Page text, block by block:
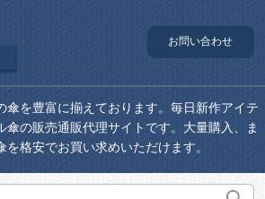
お問い合わせ
傘を豊富に揃えております。毎日新作アイテ
傘の販売通販代理サイトです。大量購入、ま
格安でお買い求めいただけます。